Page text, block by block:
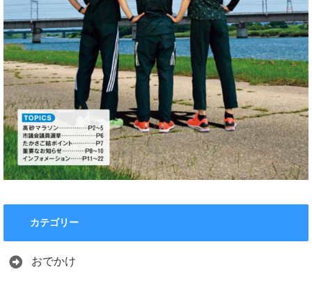
カテゴリー
おでかけ